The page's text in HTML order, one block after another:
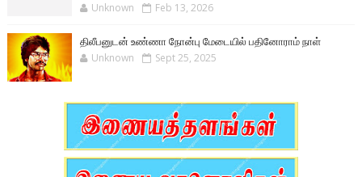
Unknown Feb 13, 2026
திலீபனுடன் உண்ணா நோன்பு மேடையில் பதினோராம் நாள்
Unknown Sept 25, 2025